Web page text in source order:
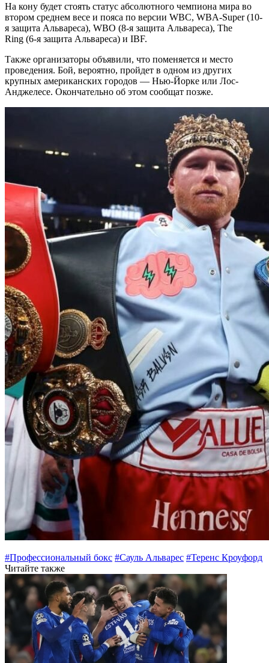
На кону будет стоять статус абсолютного чемпиона мира во
втором среднем весе и пояса по версии WBC, WBA-Super (10-
я защита Альвареса), WBO (8-я защита Альвареса), The
Ring (6-я защита Альвареса) и IBF.
Также организаторы объявили, что поменяется и место
проведения. Бой, вероятно, пройдет в одном из других
крупных американских городов — Нью-Йорке или Лос-
Анджелесе. Окончательно об этом сообщат позже.
#Профессиональный бокс #Сауль Альварес #Теренс Кроуфорд
Читайте также